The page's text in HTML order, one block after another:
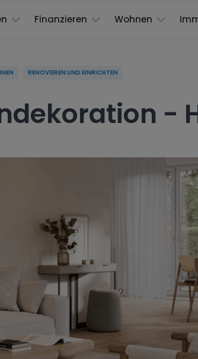
Finanzieren Wohnen
RENOVIEREN UND EINRICHTEN
-